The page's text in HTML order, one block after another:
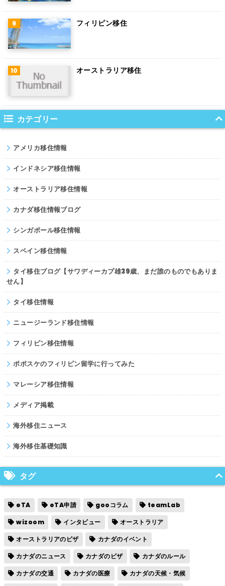
ハンガリー
ポーランド
南アフリカ
サウジアラビア
コロンビア
ノルウェー
ネパール
パキスタン
フィリピン移住
オーストラリア移住
カテゴリー
アメリカ移住情報
インドネシア移住情報
オーストラリア移住情報
カナダ移住情報ブログ
シンガポール移住情報
スペイン移住情報
タイ移住ブログ【サワディーカプ雄39歳、まだ誰のものでもありま
せん】
タイ移住情報
ニュージーランド移住情報
フィリピン移住情報
ポポスケのフィリピン留学に行ってみた
マレーシア移住情報
メディア掲載
海外移住ニュース
海外移住基礎知識
タグ
eTA eTA申請 gooコラム
teamLab
wizoom
インタビュー
オーストラリア
オーストラリアのビザ
カナダのイベント
カナダのニュース
カナダのビザ
カナダのルール
カナダの交通
カナダの医療
カナダの天候・気候